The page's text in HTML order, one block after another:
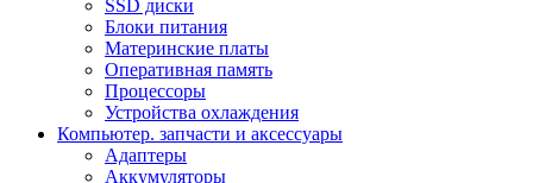
SSD диски
Блоки питания
Материнские платы
Оперативная память
Процессоры
Устройства охлаждения
Компьютер. запчасти и аксессуары
Адаптеры
Аккумуляторы